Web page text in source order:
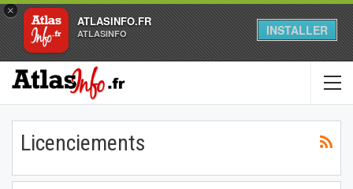
×
ATLASINFO.FR
ATLASINFO INSTALLER
Licenciements